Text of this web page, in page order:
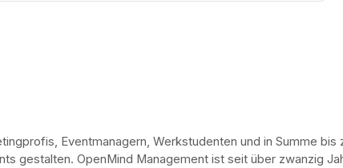
Eventmanagern, Werkstudenten und in Summe
gestalten. OpenMind Management ist seit über zwanzig